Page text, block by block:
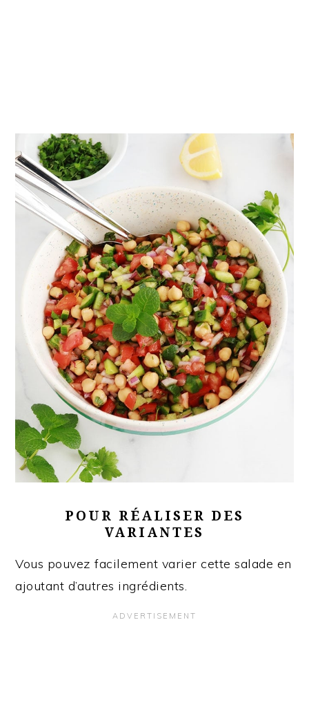
POUR RÉALISER DES
VARIANTES
Vous pouvez facilement varier cette salade en
ajoutant d’autres ingrédients.